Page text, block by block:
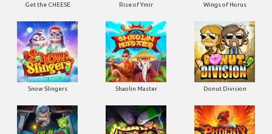
Get the CHEESE Rise of Ymir Wings of Horus
Snow Slingers Shaolin Master Donut Division